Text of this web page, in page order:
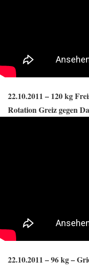
22.10.2011 – 120 kg
Rotation Greiz gegen
22.10.2011 – 96 kg –